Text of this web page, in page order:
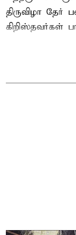
திருவிழா தேர்
கிறிஸ்தவர்கள்